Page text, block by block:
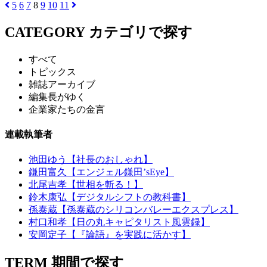
5 6 7 8 9 10 11
CATEGORY カテゴリで探す
すべて
トピックス
雑誌アーカイブ
編集長がゆく
企業家たちの金言
連載執筆者
池田ゆう【社長のおしゃれ】
鎌田富久【エンジェル鎌田’sEye】
北尾吉孝【世相を斬る！】
鈴木康弘【デジタルシフトの教科書】
孫泰蔵【孫泰蔵のシリコンバレーエクスプレス】
村口和孝【日の丸キャピタリスト風雲録】
安岡定子【『論語』を実践に活かす】
TERM 期間で探す